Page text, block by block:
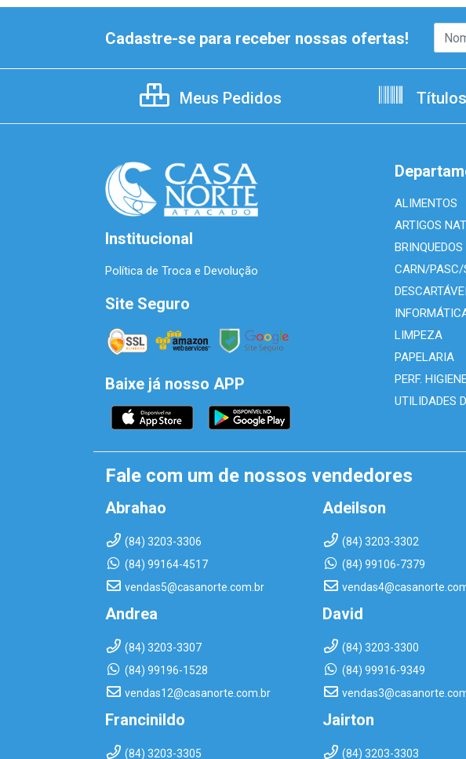
Cadastre-se para receber nossas ofertas!
Meus Pedidos Títulos
Institucional
Política de Troca e Devolução
Site Seguro
Baixe já nosso APP
ALIMENTOS
ARTIGOS
BRINQUEDOS
CARN/PASC/
LIMPEZA
PAPELARIA
PERF.
UTILIDADES
Fale com um de nossos vendedores
Abrahao
(84) 3203-3306
(84) 99164-4517
vendas5@casanorte.com.br
Adeilson
(84) 3203-3302
(84) 99106-7379
Andrea
(84) 3203-3307
(84) 99196-1528
vendas12@casanorte.com.br
David
(84) 3203-3300
(84) 99916-9349
Francinildo
(84) 3203-3305
Jairton
(84) 3203-3303